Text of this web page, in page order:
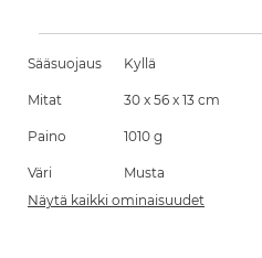
Sääsuojaus Kyllä
Mitat 30 x 56 x 13 cm
Paino 1010 g
Väri
Musta
Näytä kaikki ominaisuudet